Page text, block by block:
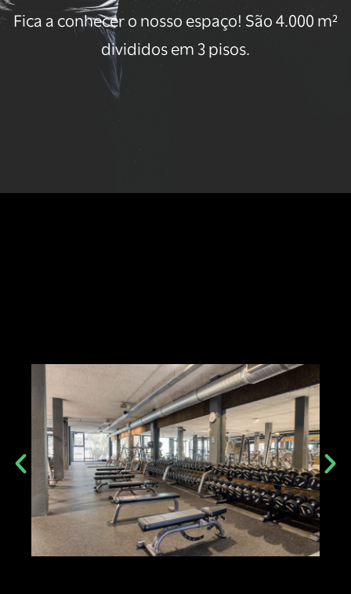
Fica a conhecer o nosso espaço! São 4.000 m²
divididos em 3 pisos.